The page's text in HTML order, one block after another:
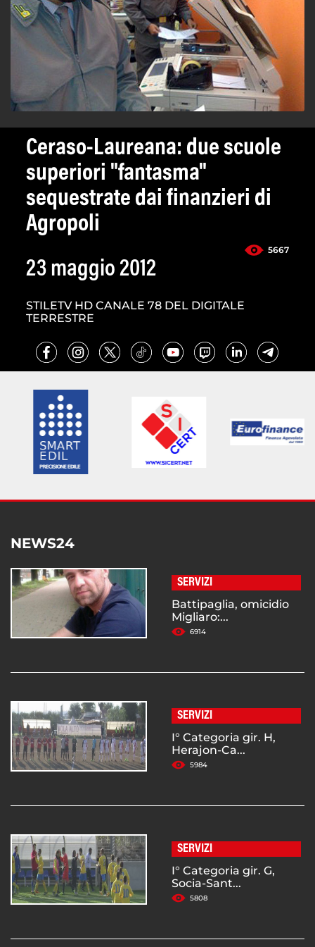
Ceraso-Laureana: due scuole
superiori "fantasma"
sequestrate dai finanzieri di
Agropoli
5667
23 maggio 2012
STILETV HD CANALE 78 DEL DIGITALE
TERRESTRE
NEWS24
SERVIZI
Battipaglia, omicidio
Migliaro:...
6914
SERVIZI
I° Categoria gir. H,
Herajon-Ca...
5984
SERVIZI
I° Categoria gir. G,
Socia-Sant...
5808